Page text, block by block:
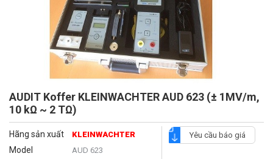
AUDIT Koffer KLEINWACHTER AUD 623 (± 1MV/m,
10 kΩ ~ 2 TΩ)
Hãng sản xuất KLEINWACHTER
Model AUD 623
Yêu cầu báo giá